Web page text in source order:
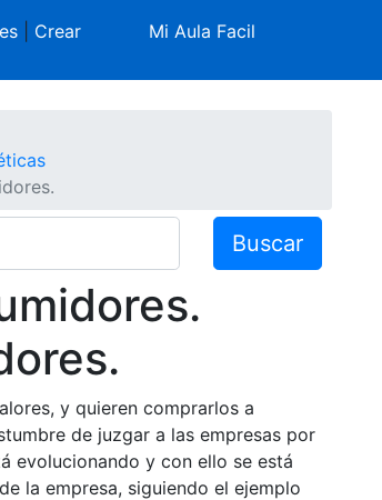
| Crear
Mi Aula Facil
Buscar
y quieren comprarlos a
de juzgar a las empresas por
evolucionando y con ello se está
la empresa, siguiendo el ejemplo